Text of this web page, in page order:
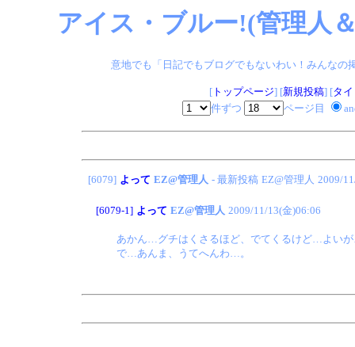
アイス・ブルー!(管理人
意地でも「日記でもブログでもないわい！みんなの
[トップページ] [新規投稿] [タ
件ずつ
ページ目
[6079] よって EZ@管理人 - 最新投稿 EZ@管理人 2009/
[6079-1] よって EZ@管理人 2009/11/13(金)06:06
あかん…グチはくさるほど、でてくるけど…よい
で…あんま、うてへんわ…。